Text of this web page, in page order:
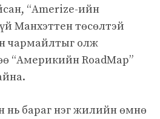
“Amerize-ийн
Манхэттен төсөлтэй
чармайлтыг олж
“Америкийн RoadMap”
нь бараг нэг жилийн өмнө